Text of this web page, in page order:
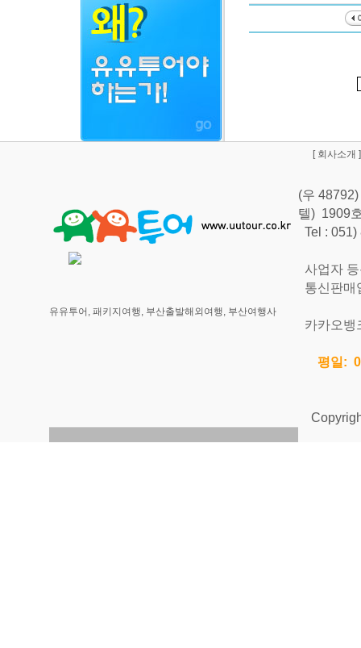
유유투어, 패키지여행, 부산출발해외여행, 부산여행사
[ 회사소개
(우
텔) 1909
Tel :
사업자
통신판매
카카오뱅
평일: